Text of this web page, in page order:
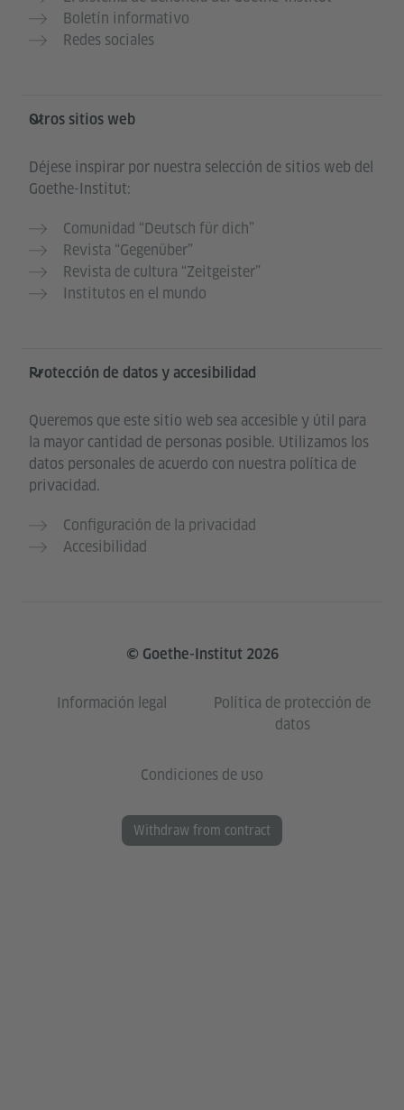
Boletín informativo
Redes sociales
Otros sitios web
Déjese inspirar por nuestra selección de sitios web del
Goethe-Institut:
Comunidad “Deutsch für dich”
Revista “Gegenüber”
Revista de cultura “Zeitgeister”
Institutos en el mundo
Protección de datos y accesibilidad
Queremos que este sitio web sea accesible y útil para
la mayor cantidad de personas posible. Utilizamos los
datos personales de acuerdo con nuestra política de
privacidad.
Configuración de la privacidad
Accesibilidad
© Goethe-Institut 2026
Información legal
Política de protección de
datos
Condiciones de uso
Withdraw from contract